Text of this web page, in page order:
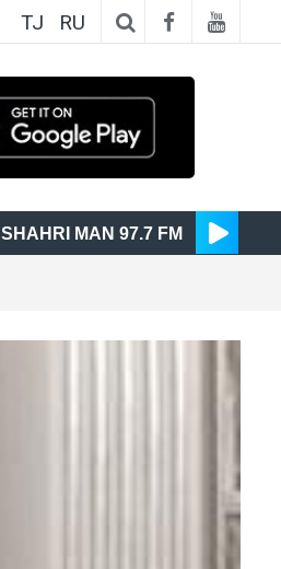
TJ RU
SHAHRI MAN 97.7 FM